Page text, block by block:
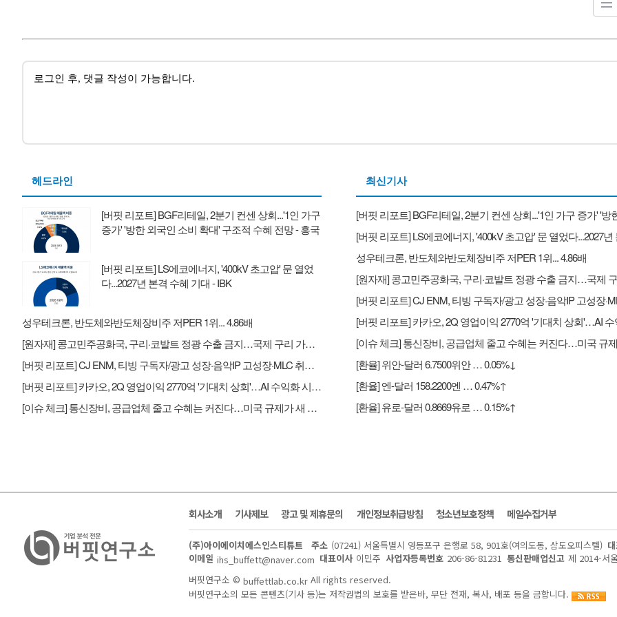
헤드라인
[버핏 리포트] BGF리테일, 2분기 컨센 상회...'1인 가구
증가' '방한 외국인 소비 확대' 구조적 수혜 전망 - 흥국
[버핏 리포트] LS에코에너지, '400kV 초고압' 문 열었
다...2027년 본격 수혜 기대 - IBK
성우테크론, 반도체와반도체장비주 저PER 1위... 4.86배
[원자재] 콩고민주공화국, 구리·코발트 정광 수출 금지…국제 구리 가격 강세 지속
[버핏 리포트] CJ ENM, 티빙 구독자/광고 성장·음악IP 고성장·MLC 취급고 성장으로 2Q 실적 선방 – NH
[버핏 리포트] 카카오, 2Q 영업이익 2770억 '기대치 상회'…AI 수익화 시간 필요 - 하나
[이슈 체크] 통신장비, 공급업체 줄고 수혜는 커진다…미국 규제가 새 기회
최신기사
성우테크론, 반도체와반도체장비주 저PER 1위... 4.86배
[환율] 위안-달러 6.7500위안 … 0.05%↓
[환율] 엔-달러 158.2200엔 … 0.47%↑
[환율] 유로-달러 0.8669유로 … 0.15%↑
회사소개 기사제보 광고 및 제휴문의 개인정보취급방침 청소년보호정책 메일수집거부
(주)아이에이치에스인스티튜트 주소 (07241) 서울특별시 영등포구 은행로 58, 901호(여의도동, 삼도오피스텔)
이메일 ihs_buffett@naver.com 대표이사 이민주 사업자등록번호 206-86-81231 통신판매업신고 제 2014-서
버핏연구소 © buffettlab.co.kr All rights reserved.
버핏연구소의 모든 콘텐츠(기사 등)는 저작권법의 보호를 받은바, 무단 전재, 복사, 배포 등을 금합니다.